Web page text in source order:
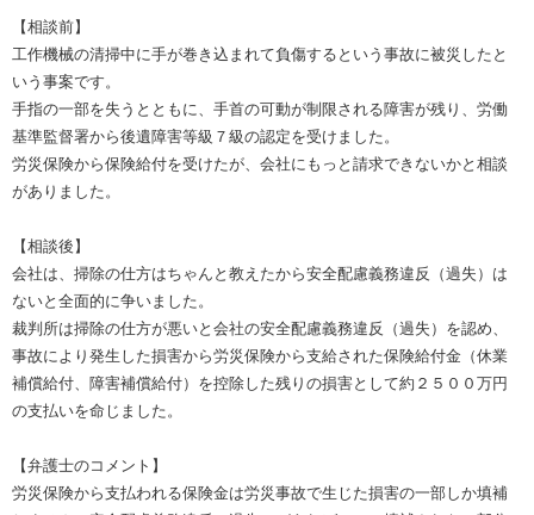
【相談前】
工作機械の清掃中に手が巻き込まれて負傷するという事故に被災したと
いう事案です。
手指の一部を失うとともに、手首の可動が制限される障害が残り、労働
基準監督署から後遺障害等級７級の認定を受けました。
労災保険から保険給付を受けたが、会社にもっと請求できないかと相談
がありました。
【相談後】
会社は、掃除の仕方はちゃんと教えたから安全配慮義務違反（過失）は
ないと全面的に争いました。
裁判所は掃除の仕方が悪いと会社の安全配慮義務違反（過失）を認め、
事故により発生した損害から労災保険から支給された保険給付金（休業
補償給付、障害補償給付）を控除した残りの損害として約２５００万円
の支払いを命じました。
【弁護士のコメント】
労災保険から支払われる保険金は労災事故で生じた損害の一部しか填補